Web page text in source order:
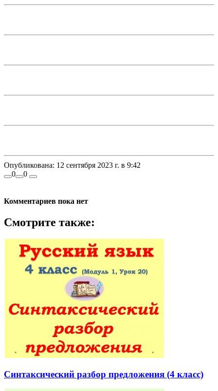
Опубликована: 12 сентября 2023 г. в 9:42
0
0
Комментариев пока нет
Смотрите также:
Синтаксический разбор предложения (4 класс)